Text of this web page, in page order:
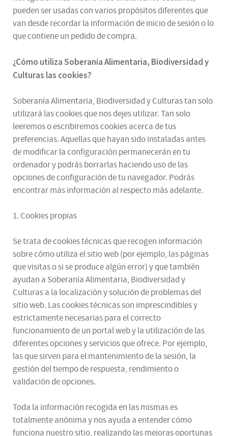
pueden ser usadas con varios propósitos diferentes que
van desde recordar la información de inicio de sesión o lo
que contiene un pedido de compra.
¿Cómo utilizaSoberanía Alimentaria, Biodiversidad y
Culturas las cookies?
Soberanía Alimentaria, Biodiversidad y Culturas tan solo
utilizará las cookies que nos dejes utilizar. Tan solo
leeremos o escribiremos cookies acerca de tus
preferencias. Aquellas que hayan sido instaladas antes
de modificar la configuración permanecerán en tu
ordenador y podrás borrarlas haciendo uso de las
opciones de configuración de tu navegador. Podrás
encontrar más información al respecto más adelante.
1. Cookies propias
Se trata de cookies técnicas que recogen información
sobre cómo utiliza el sitio web (por ejemplo, las páginas
que visitas o si se produce algún error) y que también
ayudan a Soberanía Alimentaria, Biodiversidad y
Culturas a la localización y solución de problemas del
sitio web. Las cookies técnicas son imprescindibles y
estrictamente necesarias para el correcto
funcionamiento de un portal web y la utilización de las
diferentes opciones y servicios que ofrece. Por ejemplo,
las que sirven para el mantenimiento de la sesión, la
gestión del tiempo de respuesta, rendimiento o
validación de opciones.
Toda la información recogida en las mismas es
totalmente anónima y nos ayuda a entender cómo
funciona nuestro sitio, realizando las mejoras oportunas